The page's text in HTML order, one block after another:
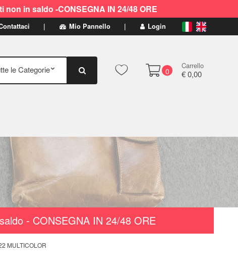
in saldo -CONSEGNA IN 24/48 ORE
Mio Pannello Login
0
Carrello
€ 0,00
- CONSEGNA IN 24/48 ORE
MULTICOLOR